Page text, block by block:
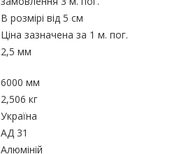
В розмірі від 5 см
Ціна зазначена за 1 м. пог.
2,5 мм
6000 мм
2,506 кг
Україна
АД 31
Алюміній